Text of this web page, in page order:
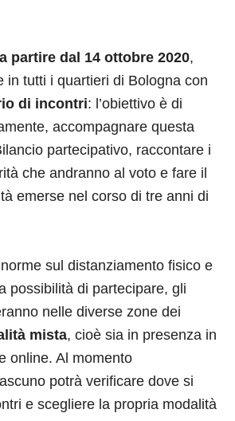
a partire dal 14 ottobre 2020,
in tutti i quartieri di Bologna con
di incontri: l’obiettivo è di
accompagnare questa
partecipativo, raccontare i
che andranno al voto e fare il
emerse nel corso di tre anni di
sul distanziamento fisico e
possibilità di partecipare, gli
nelle diverse zone dei
mista, cioè sia in presenza in
online. Al momento
potrà verificare dove si
e scegliere la propria modalità